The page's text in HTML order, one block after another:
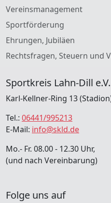
Vereinsmanagement
Sportförderung
Ehrungen, Jubiläen
Rechtsfragen, Steuern und
Sportkreis Lahn-Dill e.V.
Karl-Kellner-Ring 13
Tel.: 06441/995213
E-Mail: info@skld.de
Mo.- Fr. 08.00 - 12.30 Uhr,
(und nach Vereinbarung)
Folge uns auf